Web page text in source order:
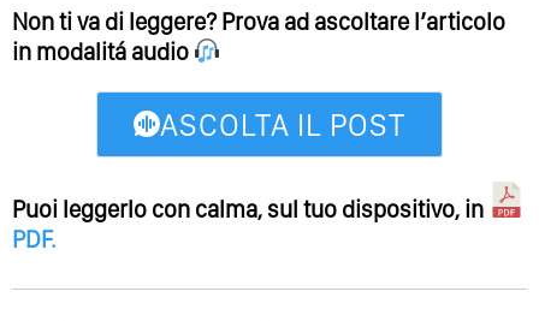
Non ti va di leggere? Prova ad ascoltare l’articolo
in modalitá audio
ASCOLTA IL POST
Puoi leggerlo con calma, sul tuo dispositivo, in
PDF.